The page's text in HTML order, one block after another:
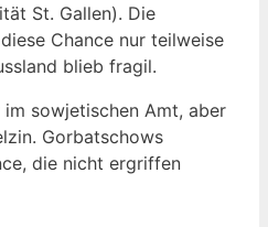
St. Gallen). Die
Chance nur teilweise
blieb fragil.
im sowjetischen Amt, aber
Gorbatschows
die nicht ergriffen